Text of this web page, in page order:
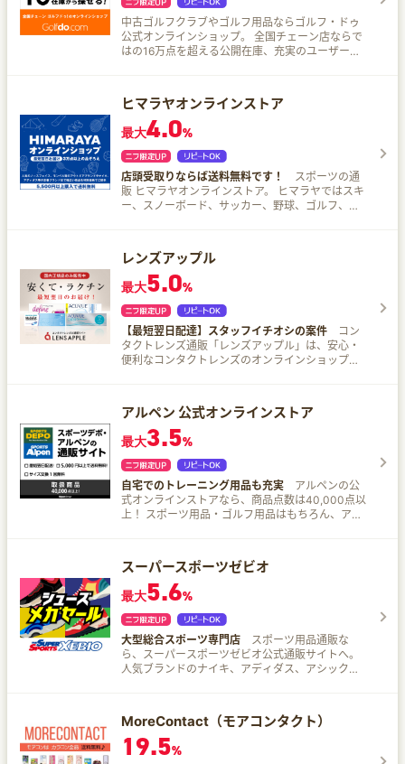
中古ゴルフクラブやゴルフ用品ならゴルフ・ドゥ
公式オンラインショップ。 全国チェーン店ならで
はの16万点を超える公開在庫、充実のユーザー評
ヒマラヤオンラインストア
最大4.0%
店頭受取りならば送料無料です！
スポーツの通
販 ヒマラヤオンラインストア。 ヒマラヤではスキ
ー、スノーボード、サッカー、野球、ゴルフ、テ
レンズアップル
最大5.0%
【最短翌日配達】スタッフイチオシの案件 コン
タクトレンズ通販「レンズアップル」は、安心・
便利なコンタクトレンズのオンラインショップ。
アルペン 公式オンラインストア
最大3.5%
自宅でのトレーニング用品も充実 アルペンの公
式オンラインストアなら、商品点数は40,000点以
上！ スポーツ用品・ゴルフ用品はもちろん、アウ
どん入荷します。
スーパースポーツゼビオ
最大5.6%
大型総合スポーツ専門店 スポーツ用品通販な
ら、スーパースポーツゼビオ公式通販サイトへ。
人気ブランドのナイキ、アディダス、アシック
までスポーツ用品やフィットネスウェアまで豊富
にご用意。
MoreContact（モアコンタクト）
19.5%